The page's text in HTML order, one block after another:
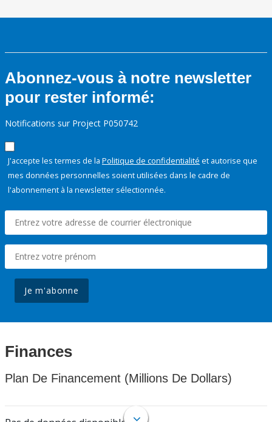
Abonnez-vous à notre newsletter
pour rester informé:
Notifications sur Project P050742
J'accepte les termes de la Politique de confidentialité et autorise que
mes données personnelles soient utilisées dans le cadre de
l'abonnement à la newsletter sélectionnée.
Je m'abonne
Finances
Plan De Financement (Millions De Dollars)